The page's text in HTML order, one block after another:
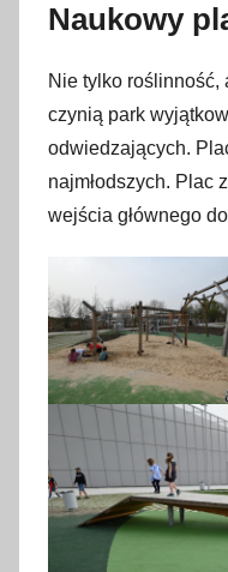
Naukowy
Nie tylko roślinność,
czynią park
odwiedzających.
najmłodszych. Plac
wejścia głównego